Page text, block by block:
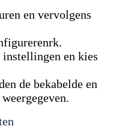
en vervolgens
instellingen en kies
de bekabelde en